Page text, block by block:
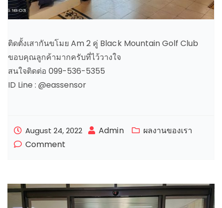
ติดตั้งเสากันขโมย Am 2 คู่ Black Mountain Golf Club
ขอบคุณลูกค้ามากครับที่ไว้วางใจ
สนใจติดต่อ 099-536-5355
ID Line : @eassensor
August 24, 2022 Admin
ผลงานของเรา
Comment